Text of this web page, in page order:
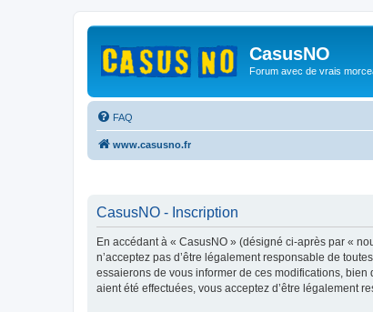
CasusNO
Forum avec de vrais
FAQ
www.casusno.fr
CasusNO - Inscription
En accédant à « CasusNO » (désigné ci-après par «
n’acceptez pas d’être légalement responsable de
essaierons de vous informer de ces modifications,
aient été effectuées, vous acceptez d’être légalement